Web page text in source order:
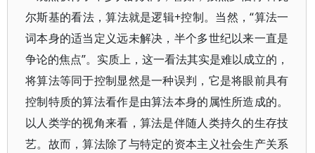
尔斯基的看法，算法就是逻辑+控制。当然，“算法一
词本身的适当定义远未解决，半个多世纪以来一直是
争论的焦点”。实质上，这一看法其实是难以成立的，
将算法等同于控制显然是一种误判，它是将眼前具有
控制特质的算法看作是由算法本身的属性所造成的。
以人类学的视角来看，算法是伴随人类持久的生存技
艺。故而，算法除了与特定的资本主义社会生产关系